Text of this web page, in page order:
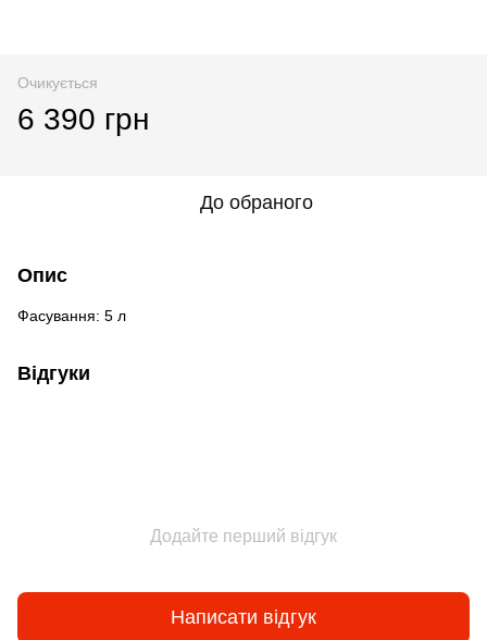
Очикується
6 390 грн
До обраного
Опис
Фасування: 5 л
Відгуки
Додайте перший відгук
Написати відгук